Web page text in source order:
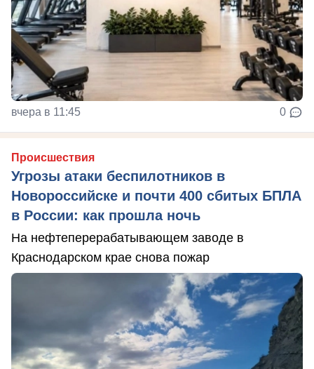
вчера в 11:45 0
Происшествия
Угрозы атаки беспилотников в
Новороссийске и почти 400 сбитых БПЛА
в России: как прошла ночь
На нефтеперерабатывающем заводе в
Краснодарском крае снова пожар